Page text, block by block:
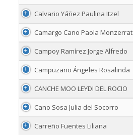
Calvario Yáñez Paulina Itzel
Camargo Cano Paola Monzerrat
Campoy Ramírez Jorge Alfredo
Campuzano Ángeles Rosalinda
CANCHE MOO LEYDI DEL ROCIO
Cano Sosa Julia del Socorro
Carreño Fuentes Liliana